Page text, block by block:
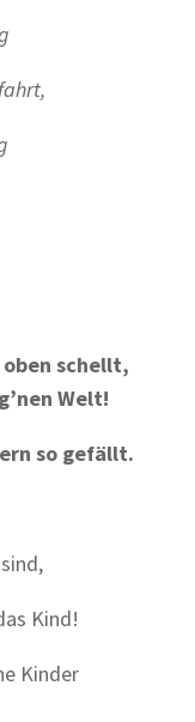
oben schellt,
Welt!
so gefällt.
Kind!
Kinder